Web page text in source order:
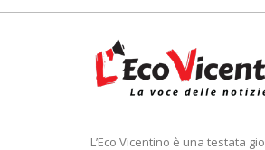
L’Eco Vicentino è una testata